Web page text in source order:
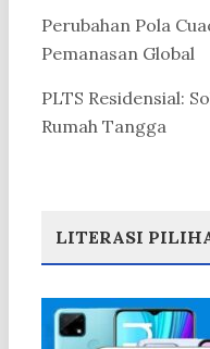
Perubahan Pola
Pemanasan Global
PLTS Residensial:
Rumah Tangga
LITERASI